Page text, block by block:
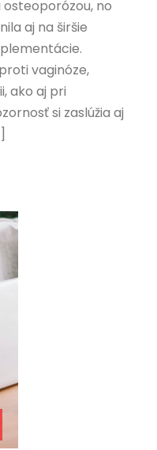
no
aj na širšie
vaginóze,
ako aj pri
si zaslúžia aj